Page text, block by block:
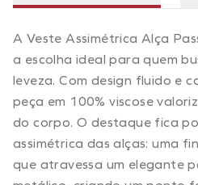
A Veste Assimétrica Alça
a escolha ideal para quem
leveza. Com design fluido e
peça em 100% viscose
do corpo. O destaque fica
assimétrica das alças: uma
que atravessa um elegante